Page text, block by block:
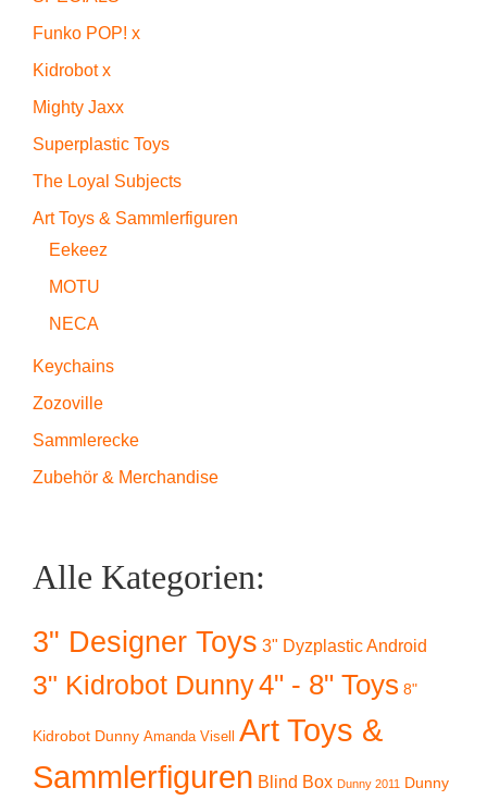
Funko POP! x
Kidrobot x
Mighty Jaxx
Superplastic Toys
The Loyal Subjects
Art Toys & Sammlerfiguren
Eekeez
MOTU
NECA
Keychains
Zozoville
Sammlerecke
Zubehör & Merchandise
Alle Kategorien:
3" Designer Toys 3" Dyzplastic Android
3" Kidrobot Dunny4" - 8" Toys 8"
Kidrobot Dunny Amanda Visell Art Toys &
Sammlerfiguren Blind Box Dunny 2011 Dunny